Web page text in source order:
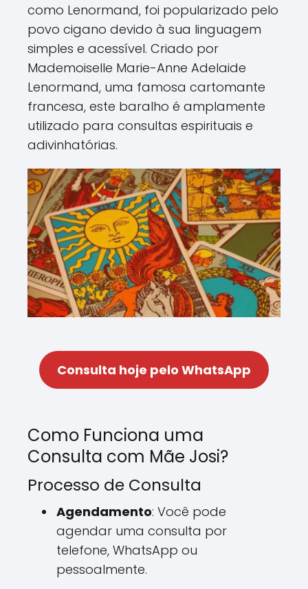
como Lenormand, foi popularizado pelo
povo cigano devido à sua linguagem
simples e acessível. Criado por
Mademoiselle Marie-Anne Adelaide
Lenormand, uma famosa cartomante
francesa, este baralho é amplamente
utilizado para consultas espirituais e
adivinhatórias.
Consulta hoje pelo WhatsApp
Como Funciona uma
Consulta com Mãe Josi?
Processo de Consulta
Agendamento: Você pode
agendar uma consulta por
telefone, WhatsApp ou
pessoalmente.